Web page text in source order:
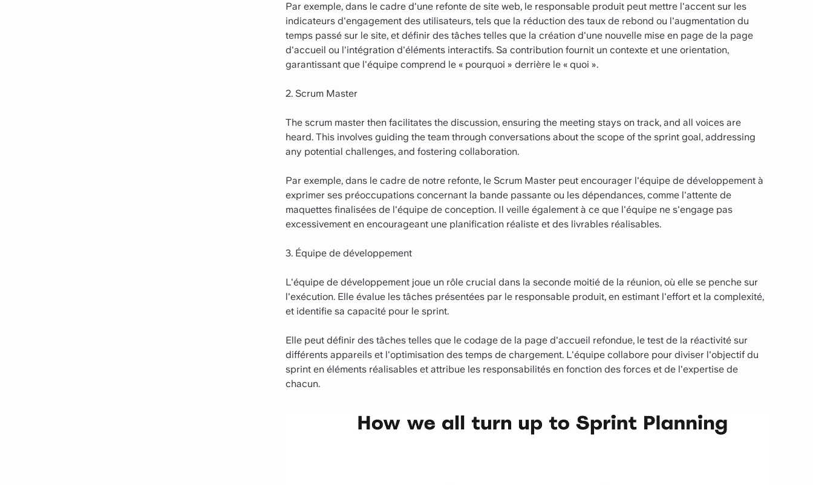
Par exemple, dans le cadre d'une refonte de site web, le responsable produit peut mettre l'accent sur les
indicateurs d'engagement des utilisateurs, tels que la réduction des taux de rebond ou l'augmentation du
temps passé sur le site, et définir des tâches telles que la création d'une nouvelle mise en page de la page
d'accueil ou l'intégration d'éléments interactifs. Sa contribution fournit un contexte et une orientation,
garantissant que l'équipe comprend le « pourquoi » derrière le « quoi ».
2. Scrum Master
The scrum master then facilitates the discussion, ensuring the meeting stays on track, and all voices are
heard. This involves guiding the team through conversations about the scope of the sprint goal, addressing
any potential challenges, and fostering collaboration.
Par exemple, dans le cadre de notre refonte, le Scrum Master peut encourager l'équipe de développement à
exprimer ses préoccupations concernant la bande passante ou les dépendances, comme l'attente de
maquettes finalisées de l'équipe de conception. Il veille également à ce que l'équipe ne s'engage pas
excessivement en encourageant une planification réaliste et des livrables réalisables.
3. Équipe de développement
L'équipe de développement joue un rôle crucial dans la seconde moitié de la réunion, où elle se penche sur
l'exécution. Elle évalue les tâches présentées par le responsable produit, en estimant l'effort et la complexité,
et identifie sa capacité pour le sprint.
Elle peut définir des tâches telles que le codage de la page d'accueil refondue, le test de la réactivité sur
différents appareils et l'optimisation des temps de chargement. L'équipe collabore pour diviser l'objectif du
sprint en éléments réalisables et attribue les responsabilités en fonction des forces et de l'expertise de
chacun.